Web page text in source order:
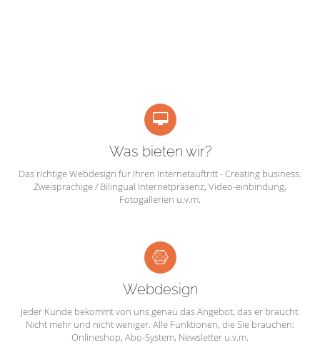
Was bieten wir?
Das richtige Webdesign für Ihren Internetauftritt - Creating business.
Zweisprachige / Bilingual Internetpräsenz, Video-einbindung,
Fotogallerien u.v.m.
Webdesign
Jeder Kunde bekommt von uns genau das Angebot, das er braucht.
Nicht mehr und nicht weniger. Alle Funktionen, die Sie brauchen:
Onlineshop, Abo-System, Newsletter u.v.m.